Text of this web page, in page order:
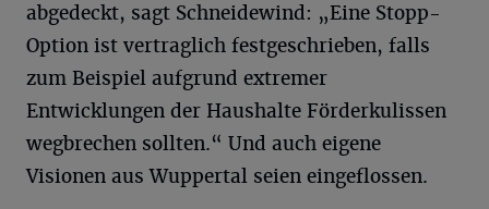
abgedeckt, sagt Schneidewind: „Eine Stopp-
Option ist vertraglich festgeschrieben, falls
zum Beispiel aufgrund extremer
Entwicklungen der Haushalte Förderkulissen
wegbrechen sollten.“ Und auch eigene
Visionen aus Wuppertal seien eingeflossen.